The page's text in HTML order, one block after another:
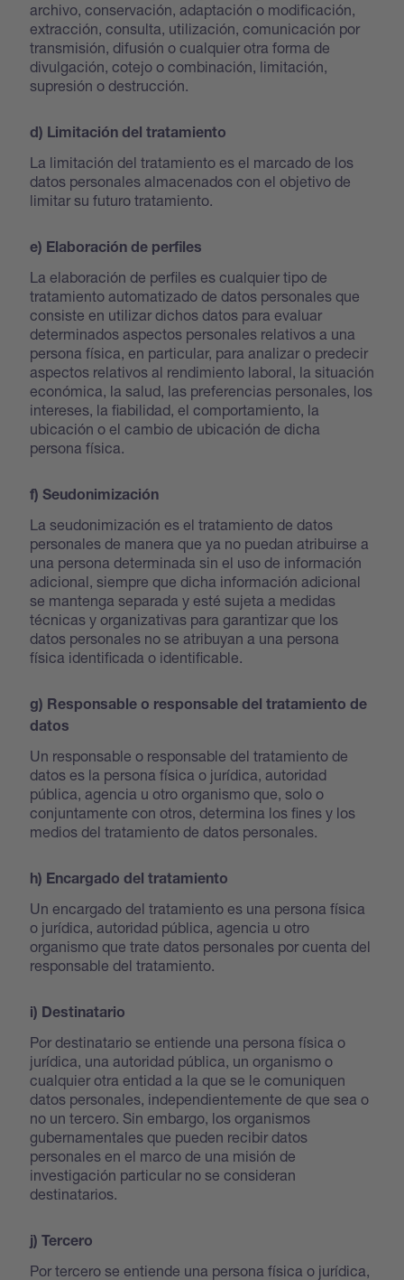
archivo, conservación, adaptación o modificación,
extracción, consulta, utilización, comunicación por
transmisión, difusión o cualquier otra forma de
divulgación, cotejo o combinación, limitación,
supresión o destrucción.
d) Limitación del tratamiento
La limitación del tratamiento es el marcado de los
datos personales almacenados con el objetivo de
limitar su futuro tratamiento.
e) Elaboración de perfiles
La elaboración de perfiles es cualquier tipo de
tratamiento automatizado de datos personales que
consiste en utilizar dichos datos para evaluar
determinados aspectos personales relativos a una
persona física, en particular, para analizar o predecir
aspectos relativos al rendimiento laboral, la situación
económica, la salud, las preferencias personales, los
intereses, la fiabilidad, el comportamiento, la
ubicación o el cambio de ubicación de dicha
persona física.
f) Seudonimización
La seudonimización es el tratamiento de datos
personales de manera que ya no puedan atribuirse a
una persona determinada sin el uso de información
adicional, siempre que dicha información adicional
se mantenga separada y esté sujeta a medidas
técnicas y organizativas para garantizar que los
datos personales no se atribuyan a una persona
física identificada o identificable.
g) Responsable o responsable del tratamiento de
datos
Un responsable o responsable del tratamiento de
datos es la persona física o jurídica, autoridad
pública, agencia u otro organismo que, solo o
conjuntamente con otros, determina los fines y los
medios del tratamiento de datos personales.
h) Encargado del tratamiento
Un encargado del tratamiento es una persona física
o jurídica, autoridad pública, agencia u otro
organismo que trate datos personales por cuenta del
responsable del tratamiento.
i) Destinatario
Por destinatario se entiende una persona física o
jurídica, una autoridad pública, un organismo o
cualquier otra entidad a la que se le comuniquen
datos personales, independientemente de que sea o
no un tercero. Sin embargo, los organismos
gubernamentales que pueden recibir datos
personales en el marco de una misión de
investigación particular no se consideran
destinatarios.
j) Tercero
Por tercero se entiende una persona física o jurídica,